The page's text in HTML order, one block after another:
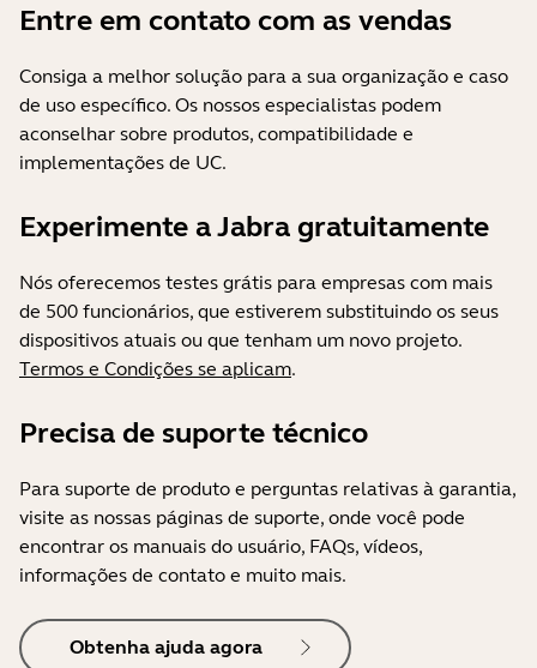
Entre em contato com as vendas
Consiga a melhor solução para a sua organização e caso
de uso específico. Os nossos especialistas podem
aconselhar sobre produtos, compatibilidade e
implementações de UC.
Experimente a Jabra gratuitamente
Nós oferecemos testes grátis para empresas com mais
de 500 funcionários, que estiverem substituindo os seus
dispositivos atuais ou que tenham um novo projeto.
Termos e Condições se aplicam.
Precisa de suporte técnico
Para suporte de produto e perguntas relativas à garantia,
visite as nossas páginas de suporte, onde você pode
encontrar os manuais do usuário, FAQs, vídeos,
informações de contato e muito mais.
Obtenha ajuda agora